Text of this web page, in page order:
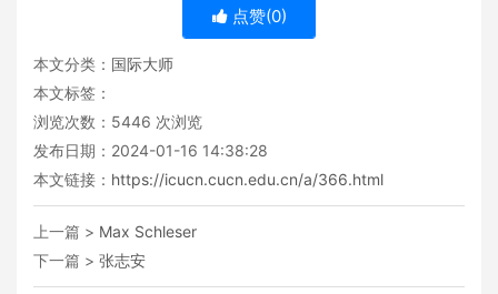
点赞(0)
本文分类： 国际大师
本文标签：
浏览次数： 5446 次浏览
发布日期：2024-01-16 14:38:28
本文链接： https://icucn.cucn.edu.cn/a/366.html
上一篇 > Max Schleser
下一篇 > 张志安